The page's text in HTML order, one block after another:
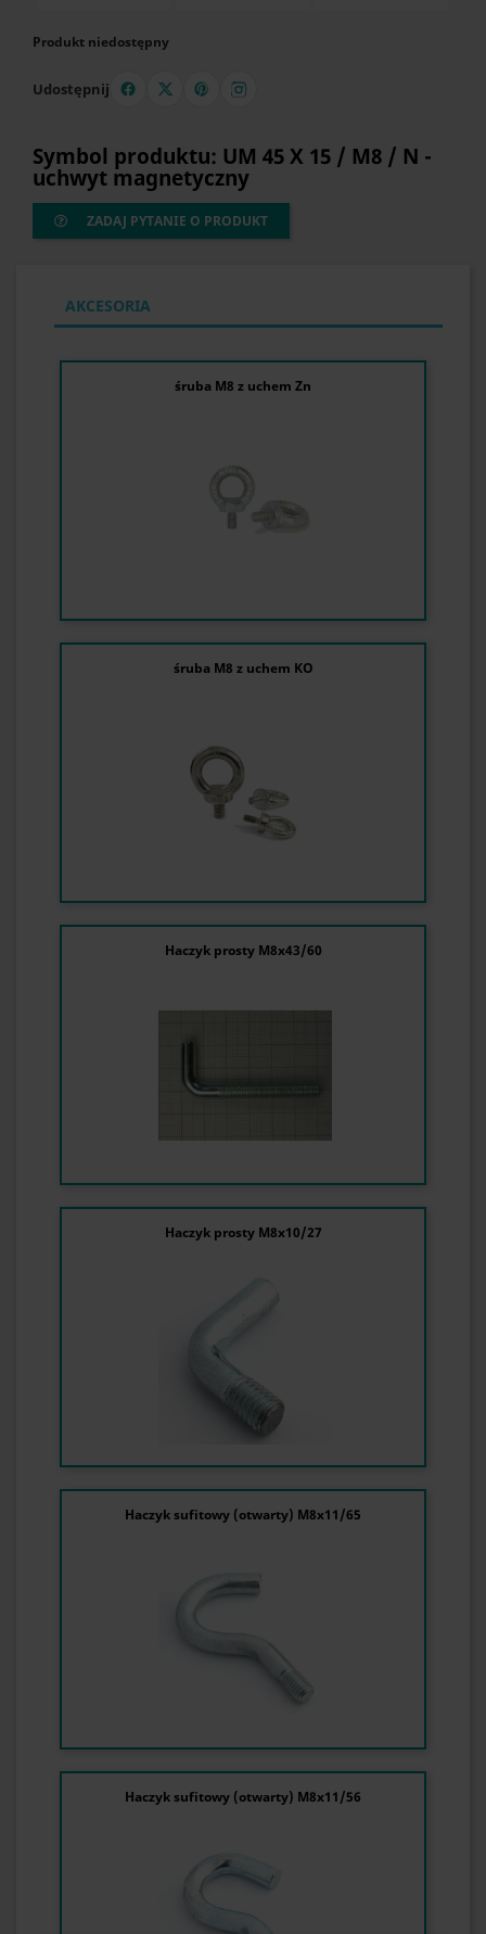
Produkt niedostępny
Udostępnij
Symbol produktu: UM 45 X 15 / M8 / N -
uchwyt magnetyczny
ZADAJ PYTANIE O PRODUKT
AKCESORIA
śruba M8 z uchem Zn
śruba M8 z uchem KO
Haczyk prosty M8x43/60
Haczyk prosty M8x10/27
Haczyk sufitowy (otwarty) M8x11/65
Haczyk sufitowy (otwarty) M8x11/56